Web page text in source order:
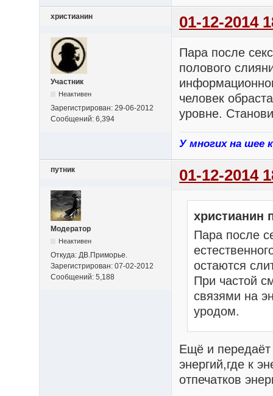
христианин 01-12-2014
Участник
Неактивен
Зарегистрирован: 29-06-2012
Сообщений: 6,394
Пара после
полового
человек
уровне.
У многих на шее
путник 01-12-2014
Модератор
Неактивен
Откуда: ДВ.Приморье.
Зарегистрирован: 07-02-2012
Сообщений: 5,188
христианин
Пара после
остаются
При частой
связями на
уродом.
Ещё и передаёт
энергий,где к
отпечатков